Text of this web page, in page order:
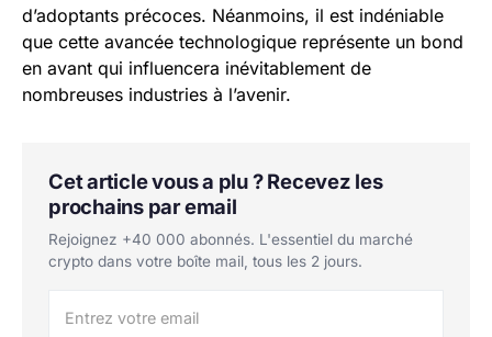
d’adoptants précoces. Néanmoins, il est indéniable
que cette avancée technologique représente un bond
en avant qui influencera inévitablement de
nombreuses industries à l’avenir.
Cet article vous a plu ? Recevez les
prochains par email
Rejoignez +40 000 abonnés. L'essentiel du marché
crypto dans votre boîte mail, tous les 2 jours.